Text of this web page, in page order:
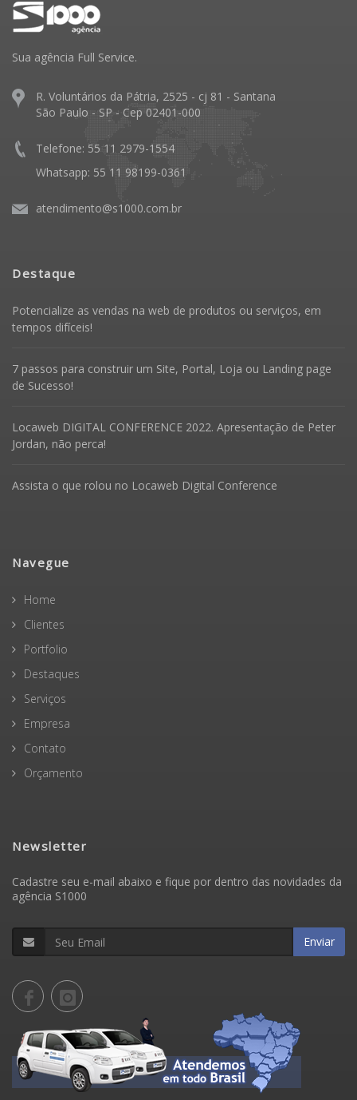
Sua agência Full Service.
R. Voluntários da Pátria, 2525 - cj 81 - Santana
São Paulo - SP - Cep 02401-000
Telefone: 55 11 2979-1554
Whatsapp: 55 11 98199-0361
atendimento@s1000.com.br
Destaque
Potencialize as vendas na web de produtos ou serviços, em
tempos difíceis!
7 passos para construir um Site, Portal, Loja ou Landing page
de Sucesso!
Locaweb DIGITAL CONFERENCE 2022. Apresentação de Peter
Jordan, não perca!
Assista o que rolou no Locaweb Digital Conference
Navegue
Home
Clientes
Portfolio
Destaques
Serviços
Empresa
Contato
Orçamento
Newsletter
Cadastre seu e-mail abaixo e fique por dentro das novidades da
agência S1000
Enviar